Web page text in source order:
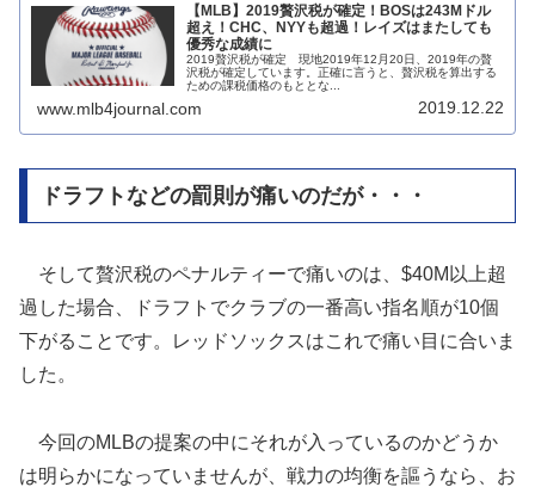
【MLB】2019贅沢税が確定！BOSは243Mドル
超え！CHC、NYYも超過！レイズはまたしても
優秀な成績に
2019贅沢税が確定 現地2019年12月20日、2019年の贅
沢税が確定しています。正確に言うと、贅沢税を算出する
ための課税価格のもととな...
www.mlb4journal.com 2019.12.22
ドラフトなどの罰則が痛いのだが・・・
そして贅沢税のペナルティーで痛いのは、$40M以上超
過した場合、ドラフトでクラブの一番高い指名順が10個
下がることです。レッドソックスはこれで痛い目に合いま
した。
今回のMLBの提案の中にそれが入っているのかどうか
は明らかになっていませんが、戦力の均衡を謳うなら、お